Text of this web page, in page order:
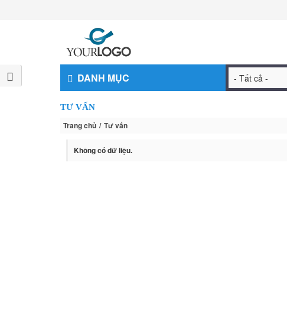
DANH MỤC
TƯ VẤN
Trang chủ Tư vấn
Không có dữ liệu.